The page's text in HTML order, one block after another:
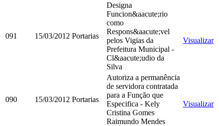
091 15/03/2012 Portarias
Designa
Funcion&aacute;rio
como
Respons&aacute;vel
pelos Vigias da
Prefeitura Municipal -
Cl&aacute;udio da
Silva
Visualizar
090 15/03/2012 Portarias
Autoriza a permanência
de servidora contratada
para a Função que
Especifica - Kely
Cristina Gomes
Raimundo Mendes
Visualizar